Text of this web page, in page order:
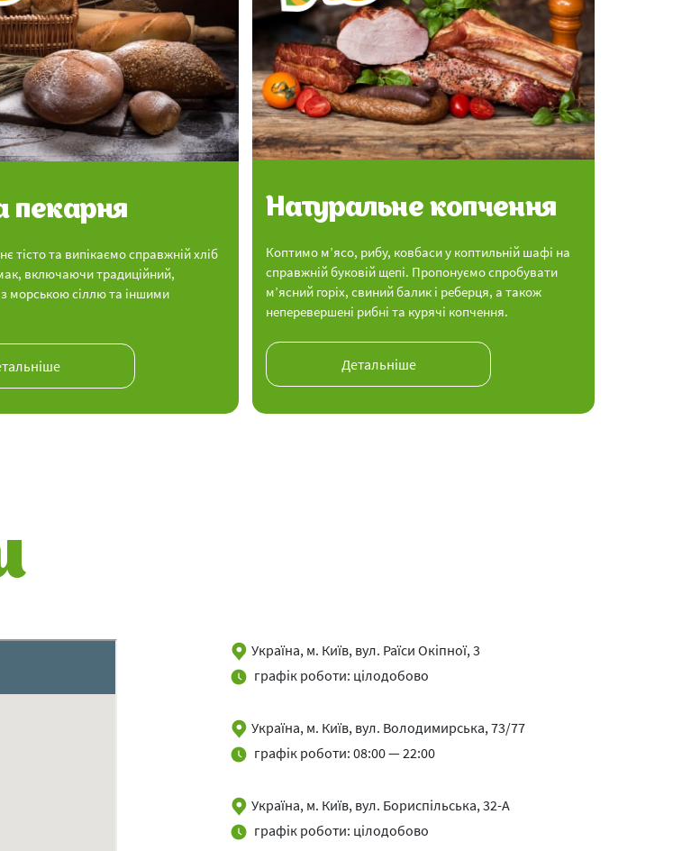
пекарня
тісто та випікаємо справжній хліб
включаючи традиційний,
морською сіллю та іншими
Натуральне копчення
Коптимо м’ясо, рибу, ковбаси у коптильній шафі на
справжній буковій щепі. Пропонуємо спробувати
м’ясний горіх, свиний балик і реберця, а також
неперевершені рибні та курячі копчення.
Детальніше
Україна, м. Київ, вул. Раїси Окіпної, 3
графік роботи: цілодобово
Україна, м. Київ, вул. Володимирська, 73/77
графік роботи: 08:00 — 22:00
Україна, м. Київ, вул. Бориспільська, 32-А
графік роботи: цілодобово